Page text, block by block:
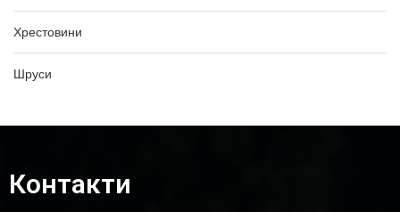
Хрестовини
Шруси
Контакти